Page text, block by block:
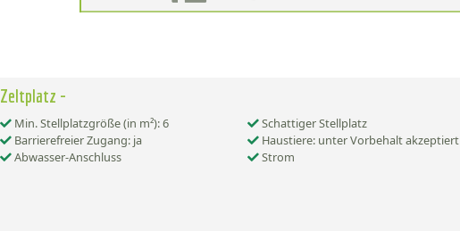
Zeltplatz -
Min. Stellplatzgröße (in m²): 6
Schattiger Stellplatz
Barrierefreier Zugang: ja
Haustiere: unter Vorbehalt akzeptiert
Abwasser-Anschluss
Strom